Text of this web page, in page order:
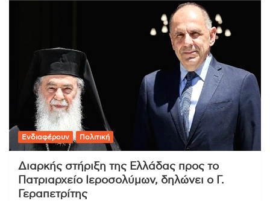
Ενδιαφέρουν Πολιτική
Διαρκής στήριξη της Ελλάδας προς το
Πατριαρχείο Ιεροσολύμων, δηλώνει ο Γ.
Γεραπετρίτης